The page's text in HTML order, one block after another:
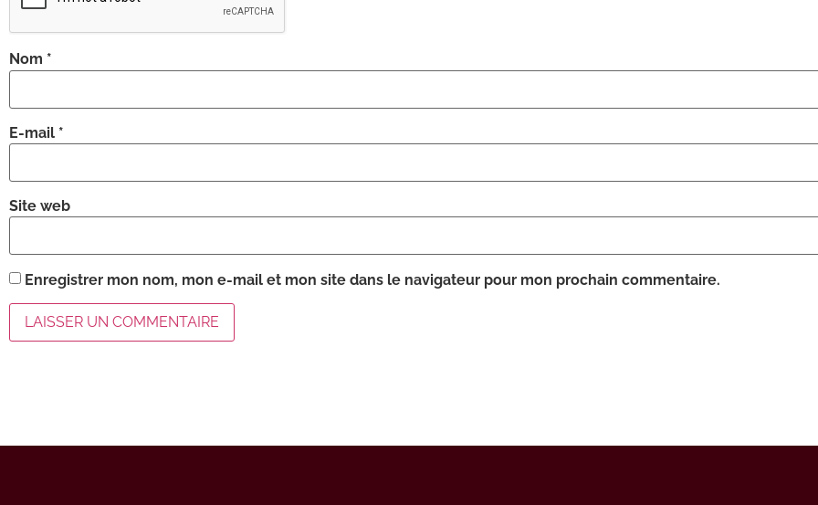
Nom *
E-mail *
Site web
Enregistrer mon nom, mon e-mail et mon site dans le navigateur pour mon prochain commentaire.